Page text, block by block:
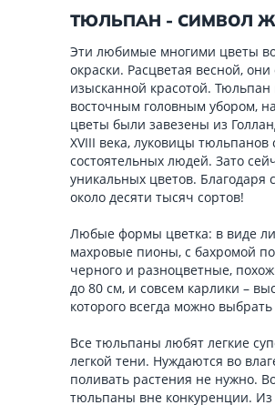
ТЮЛЬПАН - СИМВОЛ
Эти любимые многими цветы
окраски. Расцветая весной,
изысканной красотой. Тюльпан
восточным головным убором,
цветы были завезены из
XVIII века, луковицы
состоятельных людей. Зато
уникальных цветов.
около десяти тысяч сортов!
Любые формы цветка: в виде
махровые пионы, с бахромой
черного и разноцветные,
до 80 см, и совсем карлики –
которого всегда можно выбрать
Все тюльпаны любят легкие
легкой тени. Нуждаются во
поливать растения не нужно.
тюльпаны вне конкуренции. Из